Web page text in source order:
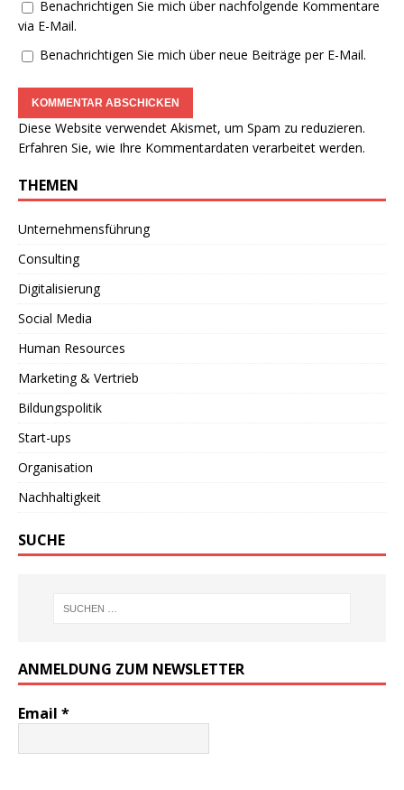
Benachrichtigen Sie mich über nachfolgende Kommentare
via E-Mail.
Benachrichtigen Sie mich über neue Beiträge per E-Mail.
Diese Website verwendet Akismet, um Spam zu reduzieren.
Erfahren Sie, wie Ihre Kommentardaten verarbeitet werden.
THEMEN
Unternehmensführung
Consulting
Digitalisierung
Social Media
Human Resources
Marketing & Vertrieb
Bildungspolitik
Start-ups
Organisation
Nachhaltigkeit
SUCHE
ANMELDUNG ZUM NEWSLETTER
Email *